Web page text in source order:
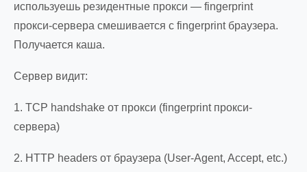
используешь резидентные прокси — fingerprint
прокси-сервера смешивается с fingerprint браузера.
Получается каша.
Сервер видит:
1. TCP handshake от прокси (fingerprint прокси-
сервера)
2. HTTP headers от браузера (User-Agent, Accept, etc.)